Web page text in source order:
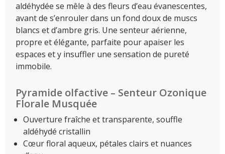
aldéhydée se mêle à des fleurs d’eau évanescentes,
avant de s’enrouler dans un fond doux de muscs
blancs et d’ambre gris. Une senteur aérienne,
propre et élégante, parfaite pour apaiser les
espaces et y insuffler une sensation de pureté
immobile.
Pyramide olfactive – Senteur Ozonique
Florale Musquée
Ouverture fraîche et transparente, souffle
aldéhydé cristallin
Cœur floral aqueux, pétales clairs et nuances